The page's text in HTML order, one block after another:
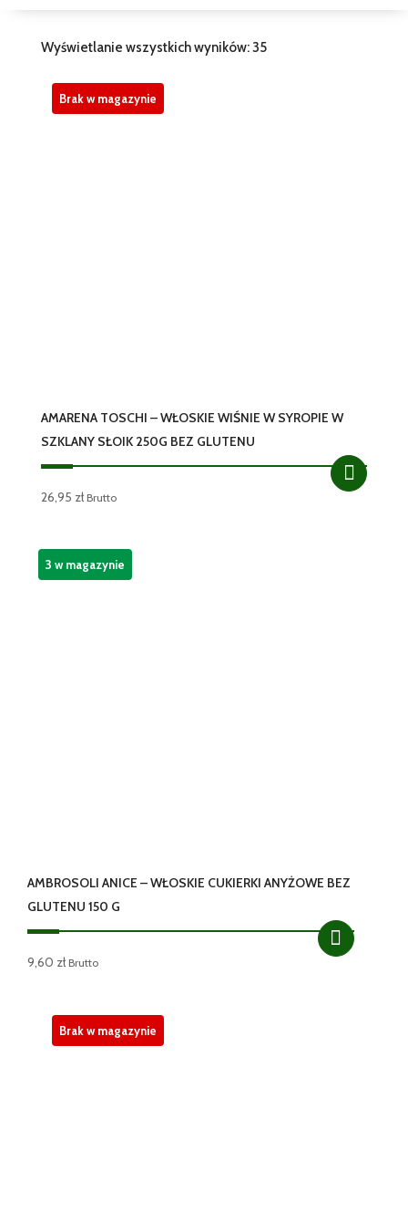
Wyświetlanie wszystkich wyników: 35
AMARENA TOSCHI – WŁOSKIE WIŚNIE W SYROPIE W
SZKLANY SŁOIK 250G BEZ GLUTENU
26,95 zł Brutto
Brak w magazynie
AMBROSOLI ANICE – WŁOSKIE CUKIERKI ANYŻOWE BEZ
GLUTENU 150 G
9,60 zł Brutto
3 w magazynie
Brak w magazynie